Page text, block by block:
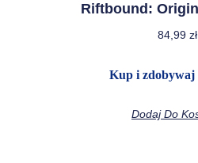
Riftbound:
84,99 zł
Kup i zdobywaj
Dodaj Do